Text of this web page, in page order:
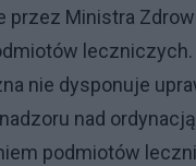
przez Ministra
nie dysponuje
nad
podmiotów